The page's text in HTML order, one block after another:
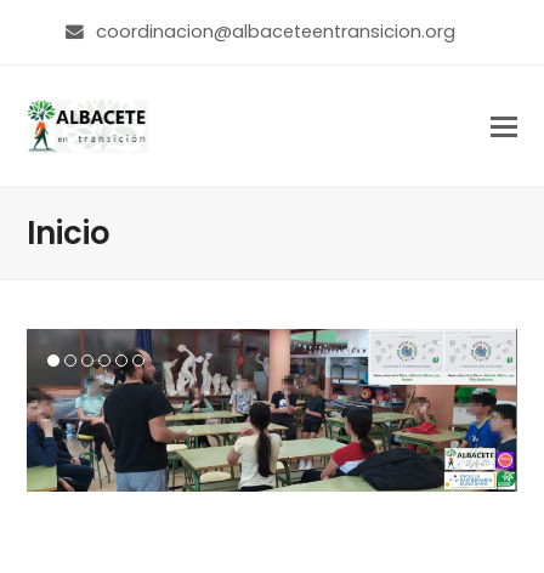
coordinacion@albaceteentransicion.org
Inicio